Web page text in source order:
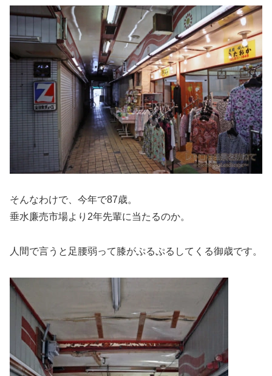
そんなわけで、今年で87歳。
垂水廉売市場より2年先輩に当たるのか。
人間で言うと足腰弱って膝がぷるぷるしてくる御歳です。